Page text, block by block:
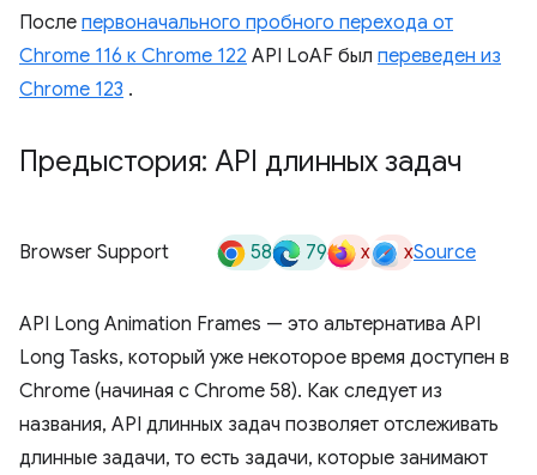
После первоначального пробного перехода от
Chrome 116 к Chrome 122 API LoAF был переведен из
Chrome 123 .
Предыстория: API длинных задач
Browser Support 58 79 x xSource
API Long Animation Frames — это альтернатива API
Long Tasks, который уже некоторое время доступен в
Chrome (начиная с Chrome 58). Как следует из
названия, API длинных задач позволяет отслеживать
длинные задачи, то есть задачи, которые занимают